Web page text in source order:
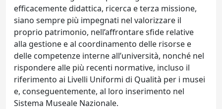
efficacemente didattica, ricerca e terza missione,
siano sempre più impegnati nel valorizzare il
proprio patrimonio, nell’affrontare sfide relative
alla gestione e al coordinamento delle risorse e
delle competenze interne all’università, nonché nel
rispondere alle più recenti normative, incluso il
riferimento ai Livelli Uniformi di Qualità per i musei
e, conseguentemente, al loro inserimento nel
Sistema Museale Nazionale.